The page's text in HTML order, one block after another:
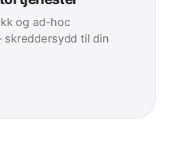
og ad-hoc
til din